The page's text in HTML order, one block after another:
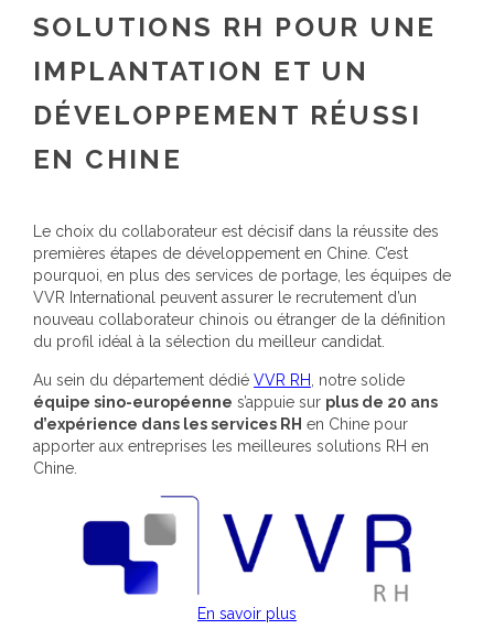
SOLUTIONS RH POUR UNE
IMPLANTATION ET UN
DÉVELOPPEMENT RÉUSSI
EN CHINE
Le choix du collaborateur est décisif dans la réussite des
premières étapes de développement en Chine. C’est
pourquoi, en plus des services de portage, les équipes de
VVR International peuvent assurer le recrutement d’un
nouveau collaborateur chinois ou étranger de la définition
du profil idéal à la sélection du meilleur candidat.
Au sein du département dédié VVR RH
, notre solide
équipe sino-européenne s’appuie sur plus de 20 ans
d’expérience dans les services RH en Chine pour
apporter aux entreprises les meilleures solutions RH en
Chine.
En savoir plus